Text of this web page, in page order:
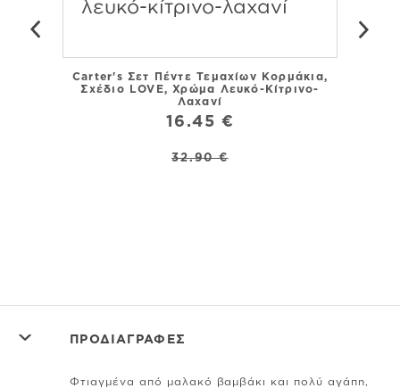
Carter's Σετ Πέντε Τεμαχίων Κορμάκια,
Σχέδιο LOVE, Χρώμα Λευκό-Κίτρινο-
Λαχανί
16.45 €
32.90 €
ΠΡΟΔΙΑΓΡΑΦΕΣ
Φτιαγμένα από μαλακό βαμβάκι και πολύ αγάπη,